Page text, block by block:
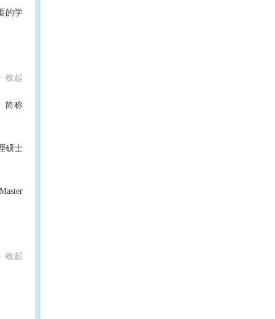
的学
收起
简称
硕士
收起